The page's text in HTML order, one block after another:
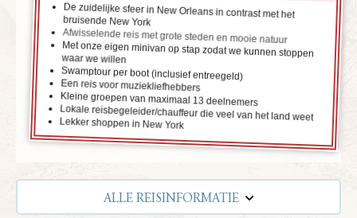
De zuidelijke sfeer in New Orleans in contrast met het
bruisende New York
Afwisselende reis met grote steden en mooie natuur
Met onze eigen minivan op stap zodat we kunnen stoppen
waar we willen
Swamptour per boot (inclusief entreegeld)
Een reis voor muziekliefhebbers
Kleine groepen van maximaal 13 deelnemers
Lokale reisbegeleider/chauffeur die veel van het land weet
Lekker shoppen in New York
ALLE REISINFORMATIE